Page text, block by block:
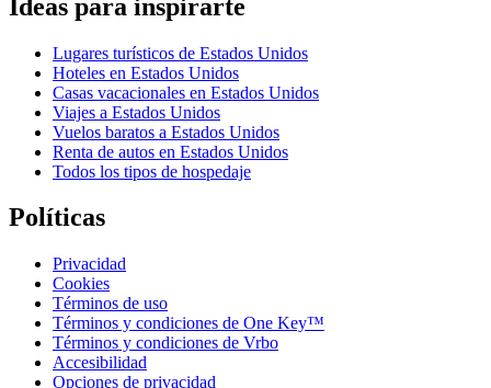
Ideas para inspirarte
Lugares turísticos de Estados Unidos
Hoteles en Estados Unidos
Casas vacacionales en Estados Unidos
Viajes a Estados Unidos
Vuelos baratos a Estados Unidos
Renta de autos en Estados Unidos
Todos los tipos de hospedaje
Políticas
Privacidad
Cookies
Términos de uso
Términos y condiciones de One Key™
Términos y condiciones de Vrbo
Accesibilidad
Opciones de privacidad